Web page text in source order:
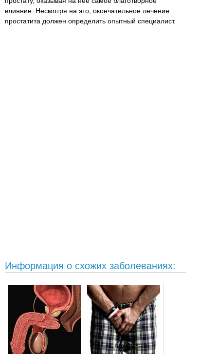
влияние. Несмотря на это, окончательное лечение
простатита должен определить опытный специалист.
Информация о схожих заболеваниях: